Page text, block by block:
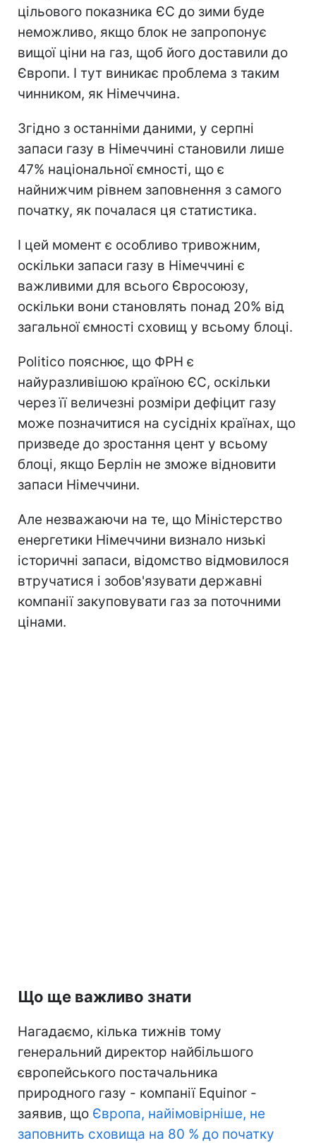
цільового показника ЄС до зими буде
неможливо, якщо блок не запропонує
вищої ціни на газ, щоб його доставили до
Європи. І тут виникає проблема з таким
чинником, як Німеччина.
Згідно з останніми даними, у серпні
запаси газу в Німеччині становили лише
47% національної ємності, що є
найнижчим рівнем заповнення з самого
початку, як почалася ця статистика.
І цей момент є особливо тривожним,
оскільки запаси газу в Німеччині є
важливими для всього Євросоюзу,
оскільки вони становлять понад 20% від
загальної ємності сховищ у всьому блоці.
Politico пояснює, що ФРН є
найуразливішою країною ЄС, оскільки
через її величезні розміри дефіцит газу
може позначитися на сусідніх країнах, що
призведе до зростання цент у всьому
блоці, якщо Берлін не зможе відновити
запаси Німеччини.
Але незважаючи на те, що Міністерство
енергетики Німеччини визнало низькі
історичні запаси, відомство відмовилося
втручатися і зобов'язувати державні
компанії закуповувати газ за поточними
цінами.
Що ще важливо знати
Нагадаємо, кілька тижнів тому
генеральний директор найбільшого
європейського постачальника
природного газу - компанії Equinor -
заявив, що Європа, найімовірніше, не
заповнить сховища на 80 % до початку